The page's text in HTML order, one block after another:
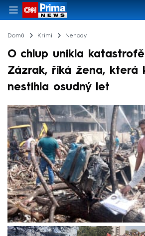
Domů Krimi Nehody
O chlup unikla
Zázrak, říká žena, která
nestihla osudný let